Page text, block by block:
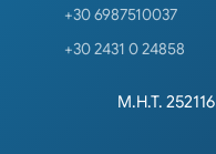
+30 6987510037
+30 2431 0 24858
Μ.Η.Τ. 252116